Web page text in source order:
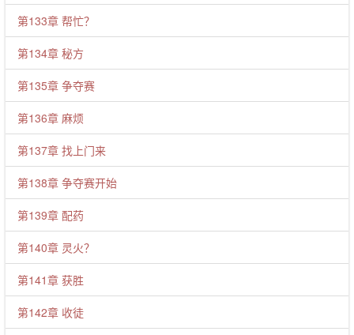
第133章 帮忙？
第134章 秘方
第135章 争夺赛
第136章 麻烦
第137章 找上门来
第138章 争夺赛开始
第139章 配药
第140章 灵火？
第141章 获胜
第142章 收徒